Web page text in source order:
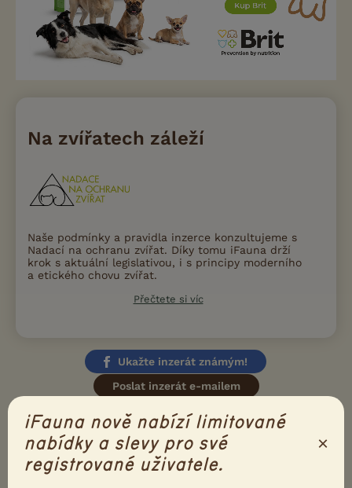
Na zvířatech záleží
Naše podmínky a pravidla inzerce konzultujeme s
Nadací na ochranu zvířat. Díky tomu iFauna drží
krok s aktuální legislativou, i s principy moderního
a etického chovu zvířat.
Přečtete si víc
Ukažte inzerát známým!
Poslat inzerát e-mailem
Nahlásit inzerát
DALŠÍ INZERÁTY V RUBRICE
iFauna nově nabízí limitované
nabídky a slevy pro své
registrované uživatele.
×